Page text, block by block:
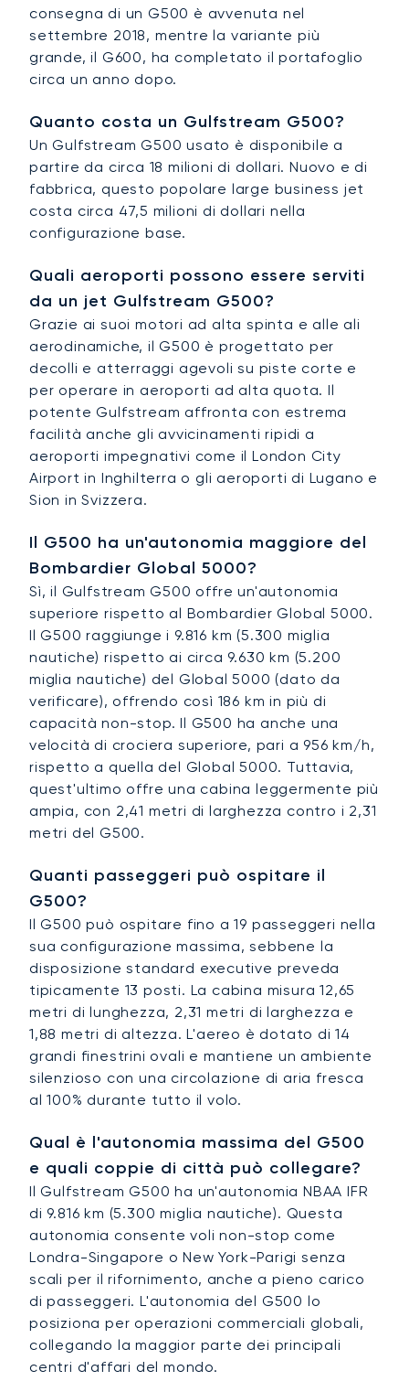
consegna di un G500 è avvenuta nel
settembre 2018, mentre la variante più
grande, il G600, ha completato il portafoglio
circa un anno dopo.
Quanto costa un Gulfstream G500?
Un Gulfstream G500 usato è disponibile a
partire da circa 18 milioni di dollari. Nuovo e di
fabbrica, questo popolare large business jet
costa circa 47,5 milioni di dollari nella
configurazione base.
Quali aeroporti possono essere serviti
da un jet Gulfstream G500?
Grazie ai suoi motori ad alta spinta e alle ali
aerodinamiche, il G500 è progettato per
decolli e atterraggi agevoli su piste corte e
per operare in aeroporti ad alta quota. Il
potente Gulfstream affronta con estrema
facilità anche gli avvicinamenti ripidi a
aeroporti impegnativi come il London City
Airport in Inghilterra o gli aeroporti di Lugano e
Sion in Svizzera.
Il G500 ha un'autonomia maggiore del
Bombardier Global 5000?
Sì, il Gulfstream G500 offre un'autonomia
superiore rispetto al Bombardier Global 5000.
Il G500 raggiunge i 9.816 km (5.300 miglia
nautiche) rispetto ai circa 9.630 km (5.200
miglia nautiche) del Global 5000 (dato da
verificare), offrendo così 186 km in più di
capacità non-stop. Il G500 ha anche una
velocità di crociera superiore, pari a 956 km/h,
rispetto a quella del Global 5000. Tuttavia,
quest'ultimo offre una cabina leggermente più
ampia, con 2,41 metri di larghezza contro i 2,31
metri del G500.
Quanti passeggeri può ospitare il
G500?
Il G500 può ospitare fino a 19 passeggeri nella
sua configurazione massima, sebbene la
disposizione standard executive preveda
tipicamente 13 posti. La cabina misura 12,65
metri di lunghezza, 2,31 metri di larghezza e
1,88 metri di altezza. L'aereo è dotato di 14
grandi finestrini ovali e mantiene un ambiente
silenzioso con una circolazione di aria fresca
al 100% durante tutto il volo.
Qual è l'autonomia massima del G500
e quali coppie di città può collegare?
Il Gulfstream G500 ha un'autonomia NBAA IFR
di 9.816 km (5.300 miglia nautiche). Questa
autonomia consente voli non-stop come
Londra-Singapore o New York-Parigi senza
scali per il rifornimento, anche a pieno carico
di passeggeri. L'autonomia del G500 lo
posiziona per operazioni commerciali globali,
collegando la maggior parte dei principali
centri d'affari del mondo.